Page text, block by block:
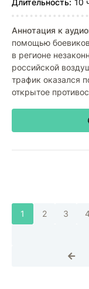
Длительность: 10
Аннотация к
помощью
в регионе
российской
трафик оказался
открытое
1 2 3 4